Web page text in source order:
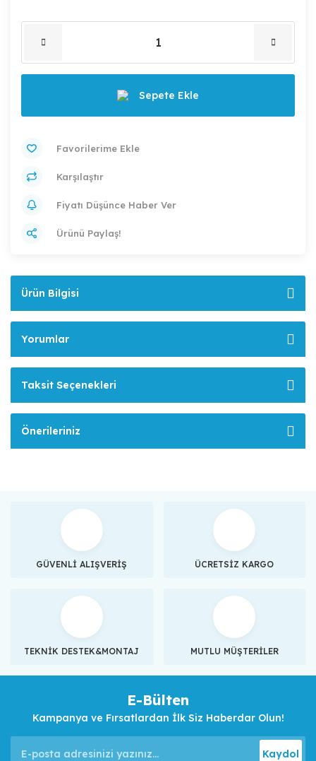
Sepete Ekle
Karşılaştır
Fiyatı Düşünce Haber Ver
Ürünü Paylaş!
Ürün Bilgisi
Yorumlar
Taksit Seçenekleri
Önerileriniz
GÜVENLİ ALIŞVERİŞ ÜCRETSİZ KARGO
TEKNİK DESTEK&MONTAJ MUTLU MÜŞTERİLER
E-Bülten
Kampanya ve Fırsatlardan İlk Siz Haberdar Olun!
Kaydol